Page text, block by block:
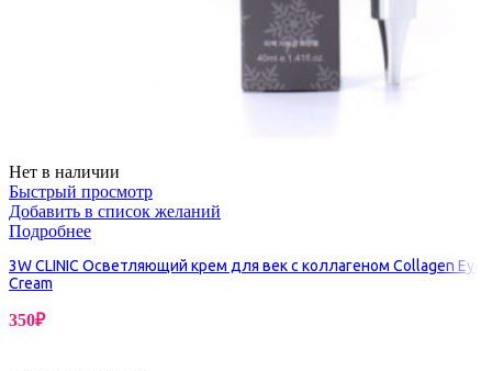
Нет в наличии
Быстрый просмотр
Добавить в список желаний
Подробнее
3W CLINIC Осветляющий крем для век с коллагеном Collagen Eye
Cream
350₽